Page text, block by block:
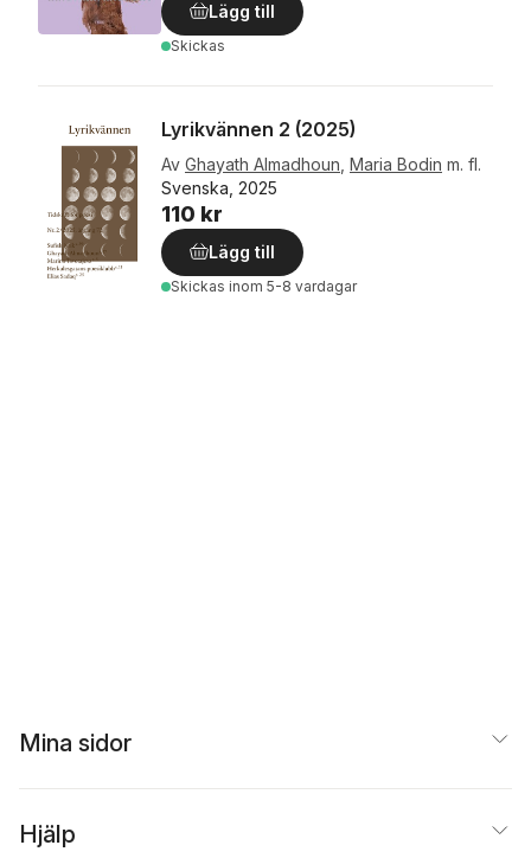
Lägg till
Skickas
Lyrikvännen 2 (2025)
Av Ghayath Almadhoun Maria Bodin m. fl.
Svenska, 2025
110 kr
Lägg till
Skickas inom 5-8 vardagar
Mina sidor
Hjälp